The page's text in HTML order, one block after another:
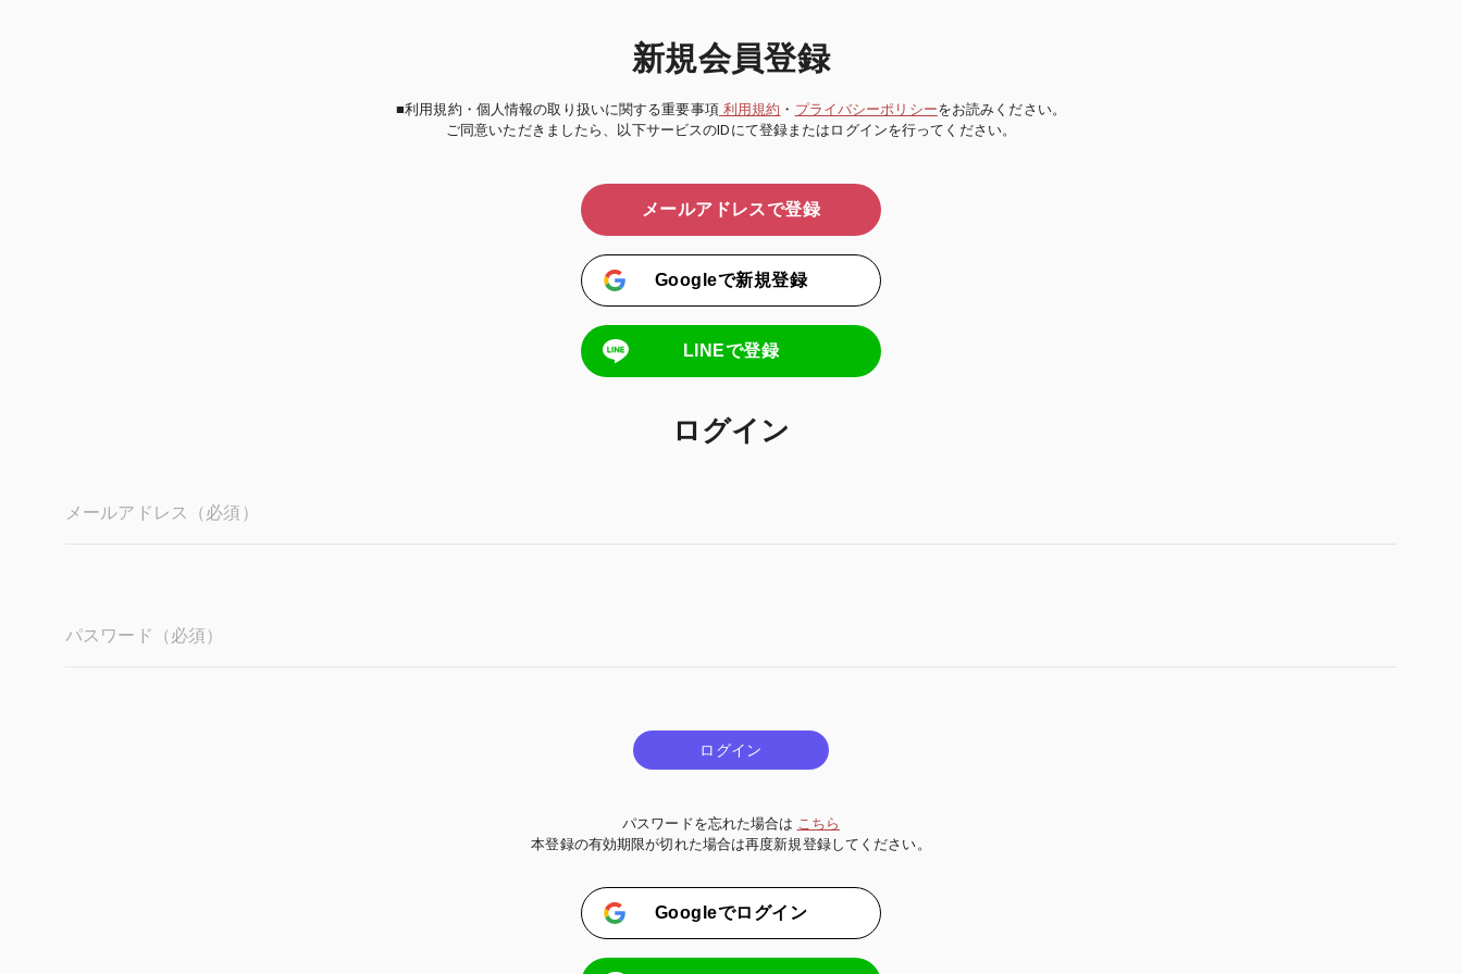
新規会員登録
■利用規約・個人情報の取り扱いに関する重要事項利用規約 ・ プライバシーポリシーをお読みください。
ご同意いただきましたら、以下サービスのIDにて登録またはログインを行ってください。
メールアドレスで登録
Googleで新規登録
LINEで登録
ログイン
メールアドレス（必須）
パスワード（必須）
ログイン
パスワードを忘れた場合は こちら
本登録の有効期限が切れた場合は再度新規登録してください。
Googleでログイン